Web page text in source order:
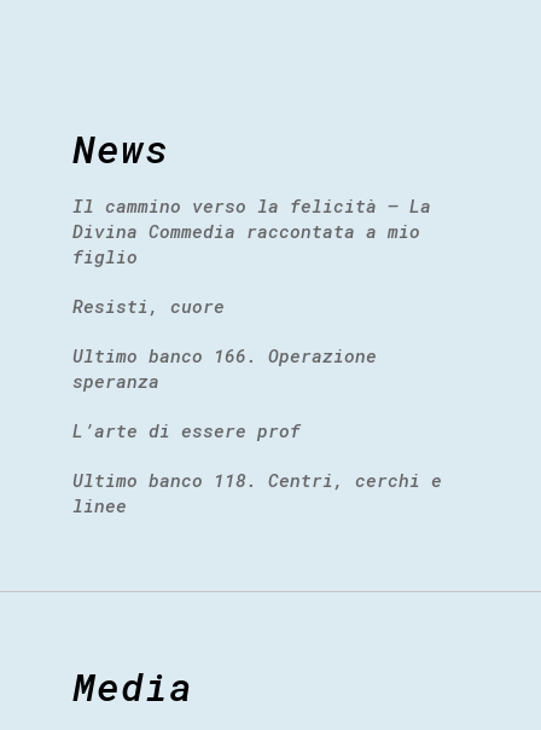
News
Il cammino verso la felicità – La
Divina Commedia raccontata a mio
figlio
Resisti, cuore
Ultimo banco 166. Operazione
speranza
L’arte di essere prof
Ultimo banco 118. Centri, cerchi e
linee
Media